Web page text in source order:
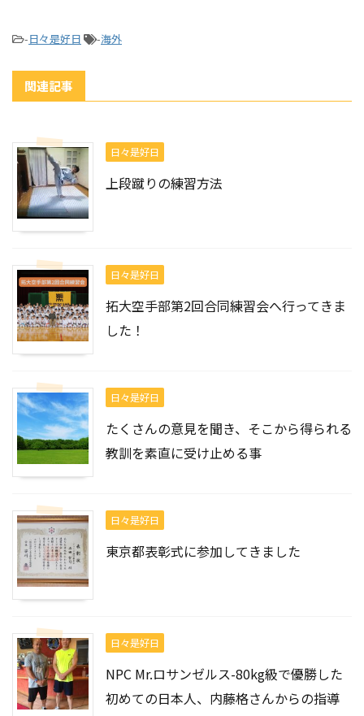
-日々是好日 -海外
関連記事
日々是好日
上段蹴りの練習方法
日々是好日
拓大空手部第2回合同練習会へ行ってきま
した！
日々是好日
たくさんの意見を聞き、そこから得られる
教訓を素直に受け止める事
日々是好日
東京都表彰式に参加してきました
日々是好日
NPC Mr.ロサンゼルス-80kg級で優勝した
初めての日本人、内藤格さんからの指導